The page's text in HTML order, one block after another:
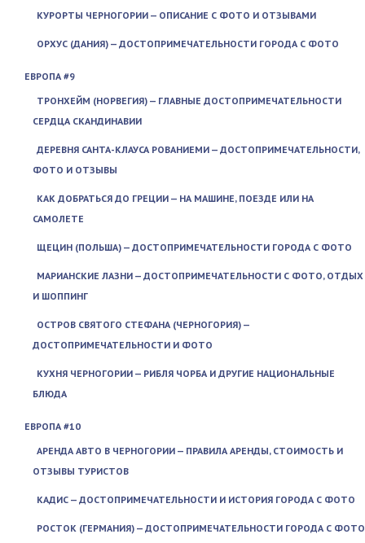
КУРОРТЫ ЧЕРНОГОРИИ — ОПИСАНИЕ С ФОТО И ОТЗЫВАМИ
ОРХУС (ДАНИЯ) — ДОСТОПРИМЕЧАТЕЛЬНОСТИ ГОРОДА С ФОТО
ЕВРОПА #9
ТРОНХЕЙМ (НОРВЕГИЯ) — ГЛАВНЫЕ ДОСТОПРИМЕЧАТЕЛЬНОСТИ
СЕРДЦА СКАНДИНАВИИ
ДЕРЕВНЯ САНТА-КЛАУСА РОВАНИЕМИ — ДОСТОПРИМЕЧАТЕЛЬНОСТИ,
ФОТО И ОТЗЫВЫ
КАК ДОБРАТЬСЯ ДО ГРЕЦИИ — НА МАШИНЕ, ПОЕЗДЕ ИЛИ НА
САМОЛЕТЕ
ЩЕЦИН (ПОЛЬША) — ДОСТОПРИМЕЧАТЕЛЬНОСТИ ГОРОДА С ФОТО
МАРИАНСКИЕ ЛАЗНИ — ДОСТОПРИМЕЧАТЕЛЬНОСТИ С ФОТО, ОТДЫХ
И ШОППИНГ
ОСТРОВ СВЯТОГО СТЕФАНА (ЧЕРНОГОРИЯ) —
ДОСТОПРИМЕЧАТЕЛЬНОСТИ И ФОТО
КУХНЯ ЧЕРНОГОРИИ — РИБЛЯ ЧОРБА И ДРУГИЕ НАЦИОНАЛЬНЫЕ
БЛЮДА
ЕВРОПА #10
АРЕНДА АВТО В ЧЕРНОГОРИИ — ПРАВИЛА АРЕНДЫ, СТОИМОСТЬ И
ОТЗЫВЫ ТУРИСТОВ
КАДИС — ДОСТОПРИМЕЧАТЕЛЬНОСТИ И ИСТОРИЯ ГОРОДА С ФОТО
РОСТОК (ГЕРМАНИЯ) — ДОСТОПРИМЕЧАТЕЛЬНОСТИ ГОРОДА С ФОТО